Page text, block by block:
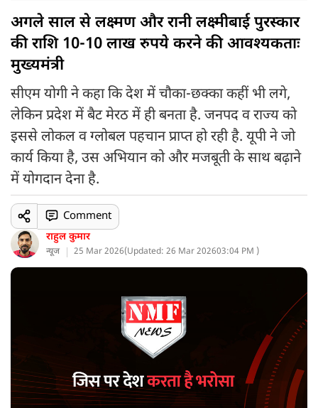
अगले साल से लक्ष्मण और रानी लक्ष्मीबाई पुरस्कार
की राशि 10-10 लाख रुपये करने की आवश्यकताः
मुख्यमंत्री
सीएम योगी ने कहा कि देश में चौका-छक्का कहीं भी लगे,
लेकिन प्रदेश में बैट मेरठ में ही बनता है. जनपद व राज्य को
इससे लोकल व ग्लोबल पहचान प्राप्त हो रही है. यूपी ने जो
कार्य किया है, उस अभियान को और मजबूती के साथ बढ़ाने
में योगदान देना है.
राहुल कुमार
न्यूज 25 Mar 2026(Updated: 26 Mar 202603:04 PM )
Comment